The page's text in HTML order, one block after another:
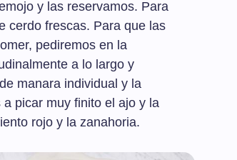
y las reservamos. Para
cerdo frescas. Para que las
pediremos en la
a lo largo y
manara individual y la
picar muy finito el ajo y la
rojo y la zanahoria.